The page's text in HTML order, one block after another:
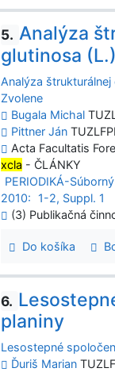
5. Analýza
glutinosa
Analýza
Zvolene
Bugala Michal
Pittner Ján
Acta Facultatis
xcla - ČLÁNKY
PERIODIKÁ-
2010:
1-2, Suppl. 1
(3) Publikačná
Do košíka
6.
planiny
Lesostepné
Ďuriš Marian